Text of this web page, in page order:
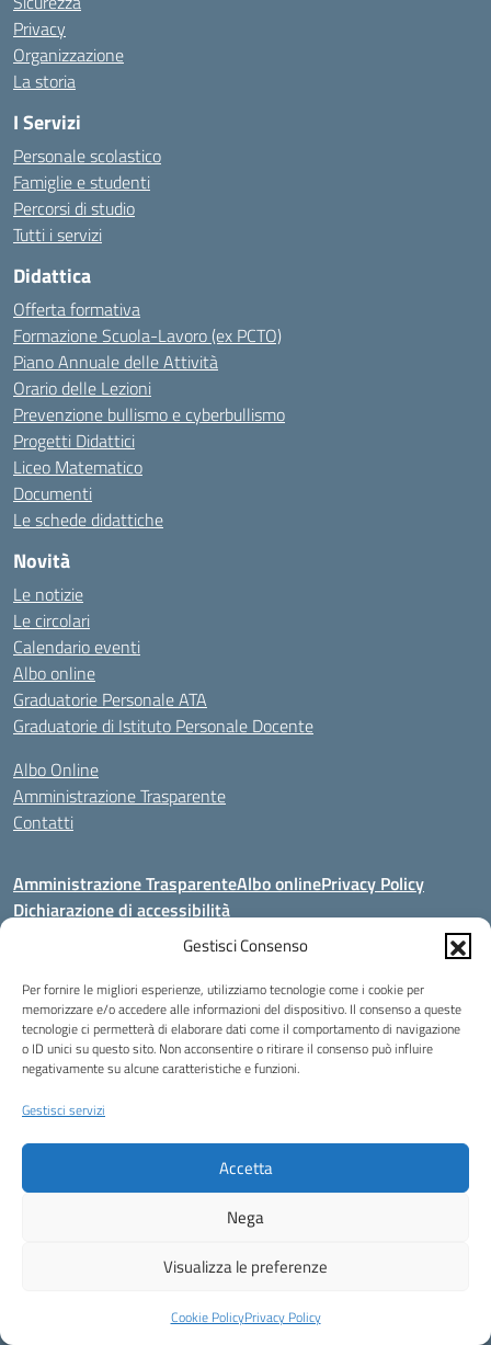
Gestisci Consenso
Per fornire le migliori esperienze, utilizziamo tecnologie come i cookie per
memorizzare e/o accedere alle informazioni del dispositivo. Il consenso a queste
tecnologie ci permetterà di elaborare dati come il comportamento di navigazione
o ID unici su questo sito. Non acconsentire o ritirare il consenso può influire
negativamente su alcune caratteristiche e funzioni.
Gestisci servizi
Accetta
Nega
Visualizza le preferenze
Cookie PolicyPrivacy Policy
Privacy
Organizzazione
La storia
I Servizi
Personale scolastico
Famiglie e studenti
Percorsi di studio
Tutti i servizi
Didattica
Offerta formativa
Formazione Scuola-Lavoro (ex PCTO)
Piano Annuale delle Attività
Orario delle Lezioni
Prevenzione bullismo e cyberbullismo
Progetti Didattici
Liceo Matematico
Documenti
Le schede didattiche
Novità
Le notizie
Le circolari
Calendario eventi
Albo online
Graduatorie Personale ATA
Graduatorie di Istituto Personale Docente
Albo Online
Amministrazione Trasparente
Contatti
Amministrazione TrasparenteAlbo onlinePrivacy Policy
Dichiarazione di accessibilità
Indirizzo:Via Dante Alighieri, 32 - 84034 Padula (Sa)
Centralino:097577130 - 097577052
Email:saic86900d@istruzione.it
Codice meccanografico:
Codice unico di fatturazione (CUF): UFV098
Idea e progetto di Designers Italia